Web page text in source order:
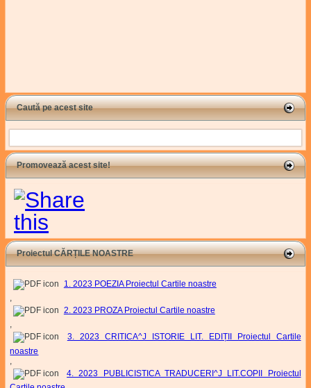
Caută pe acest site
Search
Promovează acest site!
Proiectul CĂRȚILE NOASTRE
1. 2023 POEZIA Proiectul Cartile noastre
2. 2023 PROZA Proiectul Cartile noastre
,
3. 2023 CRITICA^J ISTORIE LIT. EDIȚII Proiectul Cartile
noastre
4. 2023 PUBLICISTICA TRADUCERI^J LIT.COPII Proiectul